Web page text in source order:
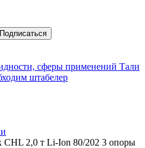
Подписаться
сферы применений Тали
штабелер
CHL 2,0 т Li-Ion 80/202 3 опоры